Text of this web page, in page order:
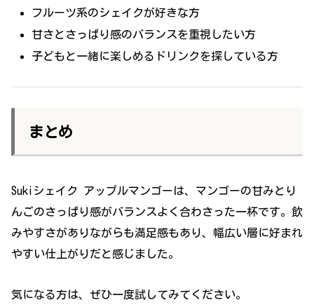
フルーツ系のシェイクが好きな方
甘さとさっぱり感のバランスを重視したい方
子どもと一緒に楽しめるドリンクを探している方
まとめ
Sukiシェイク アップルマンゴーは、マンゴーの甘みとり
んごのさっぱり感がバランスよく合わさった一杯です。飲
みやすさがありながらも満足感もあり、幅広い層に好まれ
やすい仕上がりだと感じました。
気になる方は、ぜひ一度試してみてください。